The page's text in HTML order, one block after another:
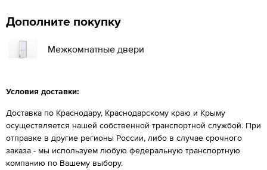
Дополните покупку
Межкомнатные двери
Условия доставки:
Доставка по Краснодару, Краснодарскому краю и Крыму
осуществляется нашей собственной транспортной службой. При
отправке в другие регионы России, либо в случае срочного
заказа - мы используем любую федеральную транспортную
компанию по Вашему выбору.